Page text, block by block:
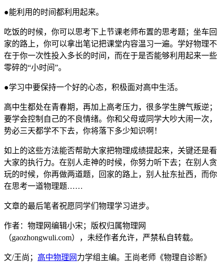
●能利用的时间都利用起来。
吃饭的时候，你可以思考下上节课老师布置的思考题；坐车回
家的路上，你可以拿出笔记把课堂内容温习一遍。学好物理不
在于你一次性投入多长的时间，而在于是否能够利用起来一些
零碎的“小时间”。
●学习中要保持一个好的心态，积极面对高中生活。
高中生都处在青春期，再加上高考压力，很多学生脾气叛逆；
要学会控制自己的不良情绪。你和父母或同学大吵大闹一次，
势必三天都学不下去，你将落下多少知识啊！
如上的这些方法能否帮助大家把物理成绩提起来，关键还是看
大家的执行力。在别人走神的时候，你努力听下去；在别人贪
玩的时候，你再做两道题，回家的路上，别人扯东扯西，而你
在思考一道物理题……
文章的最后笔者祝愿同学们物理学习进步。
作者：物理网编辑小宋；版权归属物理网
（gaozhongwuli.com），未经作者允许，严禁私自转载。
文/王尚； 高中物理网 力学组主编。王尚老师《物理自诊断》